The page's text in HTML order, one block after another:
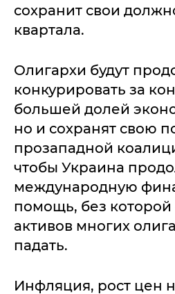
сохранит свои
квартала.
Олигархи будут
конкурировать за
большей долей
но и сохранят свою
прозападной
чтобы Украина
международную
помощь, без которой
активов многих
падать.
Инфляция, рост цен